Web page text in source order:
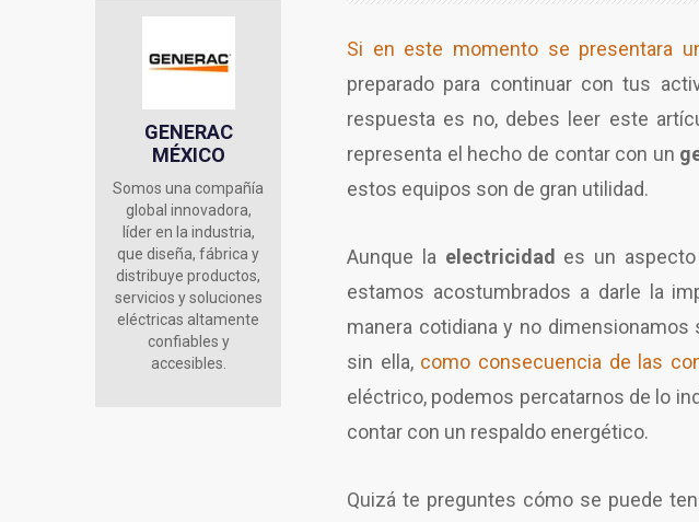
GENERAC
MÉXICO
Somos una compañía
global innovadora,
líder en la industria,
que diseña, fábrica y
distribuye productos,
servicios y soluciones
eléctricas altamente
confiables y
accesibles.
Si en este momento se presentara
preparado para continuar con tus
respuesta es no, debes leer este
representa el hecho de contar con un
estos equipos son de gran utilidad.
Aunque la electricidad es un
estamos acostumbrados a darle la
manera cotidiana y no
sin ella, como consecuencia de las
eléctrico, podemos percatarnos de lo
contar con un respaldo energético.
Quizá te preguntes cómo se puede